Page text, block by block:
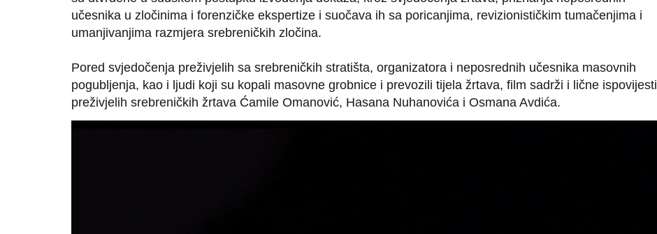
učesnika u zločinima i forenzičke ekspertize i suočava ih sa poricanjima, revizionističkim tumačenjima i
umanjivanjima razmjera srebreničkih zločina.
Pored svjedočenja preživjelih sa srebreničkih stratišta, organizatora i neposrednih učesnika masovnih
pogubljenja, kao i ljudi koji su kopali masovne grobnice i prevozili tijela žrtava, film sadrži i lične ispovijesti
preživjelih srebreničkih žrtava Ćamile Omanović, Hasana Nuhanovića i Osmana Avdića.